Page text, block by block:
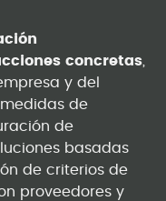
concretas
y del
de
de
basadas
de criterios de
proveedores y